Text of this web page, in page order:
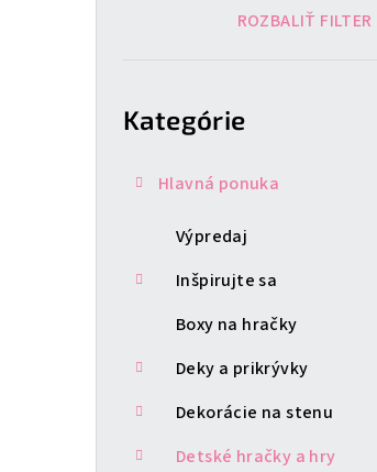
ROZBALIŤ FILTER
Kategórie
Hlavná ponuka
Výpredaj
Inšpirujte sa
Boxy na hračky
Deky a prikrývky
Dekorácie na stenu
Detské hračky a hry